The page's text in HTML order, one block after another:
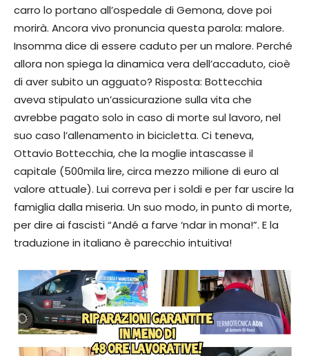
carro lo portano all’ospedale di Gemona, dove poi
morirà. Ancora vivo pronuncia questa parola: malore.
Insomma dice di essere caduto per un malore. Perché
allora non spiega la dinamica vera dell’accaduto, cioè
di aver subito un agguato? Risposta: Bottecchia
aveva stipulato un’assicurazione sulla vita che
avrebbe pagato solo in caso di morte sul lavoro, nel
suo caso l’allenamento in bicicletta. Ci teneva,
Ottavio Bottecchia, che la moglie intascasse il
capitale (500mila lire, circa mezzo milione di euro al
valore attuale). Lui correva per i soldi e per far uscire la
famiglia dalla miseria. Un suo modo, in punto di morte,
per dire ai fascisti “Andé a farve ‘ndar in mona!”. E la
traduzione in italiano è parecchio intuitiva!